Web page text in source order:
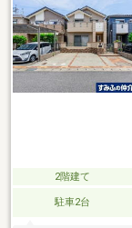
崎店」徒歩6分(約
━━━━━・・・物件
ださい。
2階建て
駐車2台